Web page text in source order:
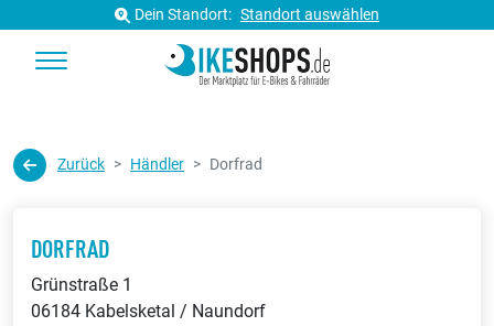
Dein Standort: Standort auswählen
Zurück Händler Dorfrad
DORFRAD
Grünstraße 1
06184 Kabelsketal / Naundorf